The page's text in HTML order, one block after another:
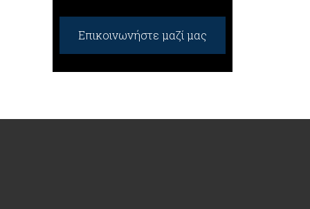
Επικοινωνήστε μαζί μας